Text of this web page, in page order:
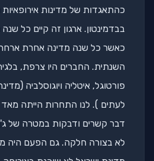
כהתאגדות של מדינות
בבדמינטון. ארגון זה קיים כל
כאשר כל שנה מדינה אחרת
השנתית. החברים היו צרפת,
פורטוגל, איטליה ויוגוסלביה
לעתים ). לנו התחרות הייתה
דבר קשרים ודבקות במטרה של
לא בצורה חלקה. גם הפעם היה